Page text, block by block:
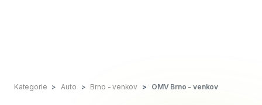
Kategorie Auto Brno - venkov OMV Brno - venkov